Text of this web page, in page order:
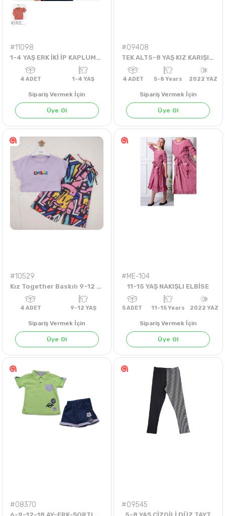
#11098
1-4 YAŞ ERK İKİ İP KAPLUMBAĞALI HIRKA
ADET 1-4 YAŞ
Sipariş Vermek İçin
Üye Ol
#09408
TEK ALT5-8 YAŞ KIZ KARIŞIK RENKLİ ÇİÇEK DESENLİ ŞORT
4ADET 5-8 Years
Sipariş Vermek İçin
Üye Ol
#10529
Kız Together Baskılı 9-12 Yaş Takım
Sipariş Vermek İçin
Üye Ol
#ME-104
11-15 YAŞ NAKIŞLI ELBİSE
Sipariş Vermek İçin
Üye Ol
#08370 #09545